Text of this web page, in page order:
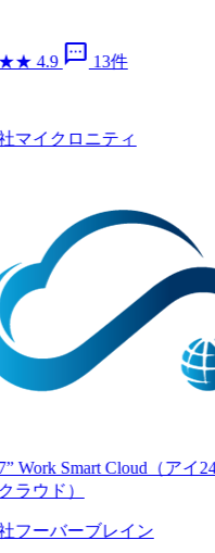
★★ 4.9 sms 13件
マイクロニティ
Work Smart Cloud（アイ
ラウド）
フーバーブレイン